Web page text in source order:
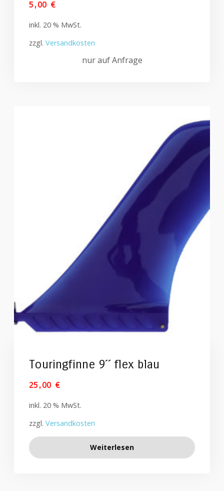
5,00 €
inkl. 20 % MwSt.
zzgl. Versandkosten
nur auf Anfrage
Touringfinne 9´´ flex blau
25,00 €
inkl. 20 % MwSt.
zzgl. Versandkosten
Weiterlesen